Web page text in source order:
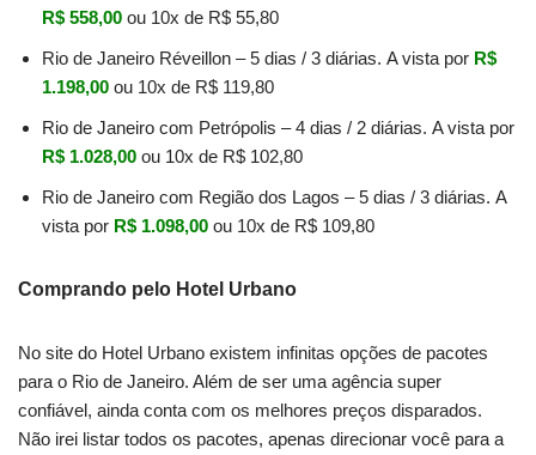
R$ 558,00 ou 10x de R$ 55,80
Rio de Janeiro Réveillon – 5 dias / 3 diárias. A vista por R$
1.198,00 ou 10x de R$ 119,80
Rio de Janeiro com Petrópolis – 4 dias / 2 diárias. A vista por
R$ 1.028,00 ou 10x de R$ 102,80
Rio de Janeiro com Região dos Lagos – 5 dias / 3 diárias. A
vista por R$ 1.098,00 ou 10x de R$ 109,80
Comprando pelo Hotel Urbano
No site do Hotel Urbano existem infinitas opções de pacotes
para o Rio de Janeiro. Além de ser uma agência super
confiável, ainda conta com os melhores preços disparados.
Não irei listar todos os pacotes, apenas direcionar você para a